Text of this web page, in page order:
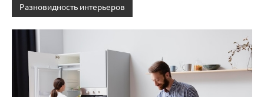
Разновидность интерьеров